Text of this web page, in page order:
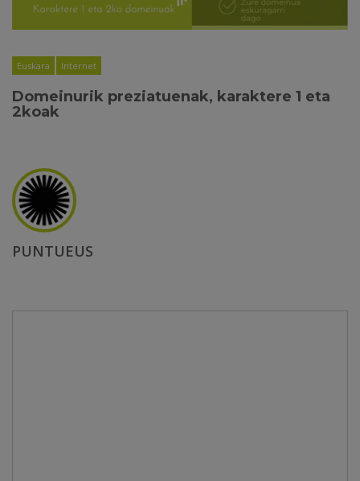
Euskara Internet
Domeinurik preziatuenak, karaktere 1 eta
2koak
PUNTUEUS